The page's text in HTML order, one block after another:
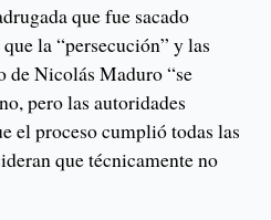
que fue sacado
la “persecución” y las
de Nicolás Maduro “se
pero las autoridades
el proceso cumplió todas las
que técnicamente no